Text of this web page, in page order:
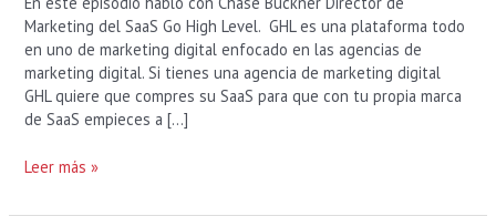
Marketing del SaaS Go High Level. GHL es una plataforma todo
en uno de marketing digital enfocado en las agencias de
marketing digital. Si tienes una agencia de marketing digital
GHL quiere que compres su SaaS para que con tu propia marca
de SaaS empieces a […]
Leer más »